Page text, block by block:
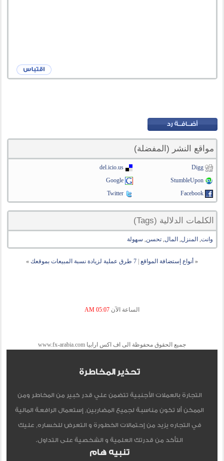
مواقع النشر (المفضلة)
Digg
del.icio.us
StumbleUpon
Google
Facebook
Twitter
الكلمات الدلالية (Tags)
وانت, المنزل, المال,تحسن, سهولة
« أنواع إستضافة المواقع 7 طرق عملية لزيادة نسبة المبيعات بموقعك »
الساعة الآن 05:07 AM
جميع الحقوق محفوظة الى اف اكس ارابيا www.fx-arabia.com
تحذير المخاطرة
التجارة بالعملات الأجنبية تتضمن علي قدر كبير من المخاطر ومن
الممكن ألا تكون مناسبة لجميع المضاربين, إستعمال الرافعة المالية
في التجاره يزيد من إحتمالات الخطورة و التعرض للخساره, عليك
التأكد من قدرتك العلمية و الشخصية على التداول.
تنبيه هام